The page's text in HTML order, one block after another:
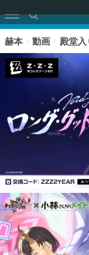
ピック
電ファミのいま読
赫本 動画 殿堂